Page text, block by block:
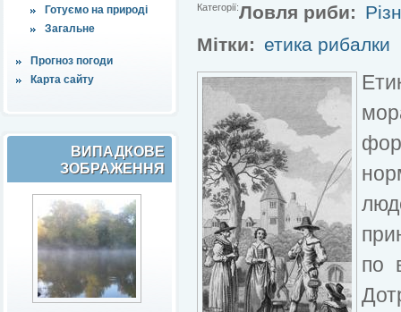
Готуємо на природі
Загальне
Прогноз погоди
Карта сайту
ВИПАДКОВЕ
ЗОБРАЖЕННЯ
Категорії:Ловля риби:
Мітки: етика рибалки
по